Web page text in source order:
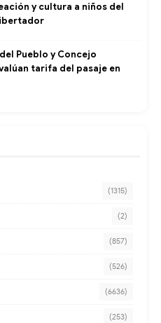
y cultura a niños del
Pueblo y Concejo
tarifa del pasaje en
(1315)
(2)
(857)
(526)
(6636)
(253)